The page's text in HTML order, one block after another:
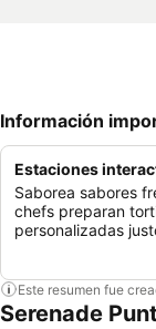
Información
Estaciones
Saborea sabores
chefs preparan
personalizadas
Este resumen fue
Serenade